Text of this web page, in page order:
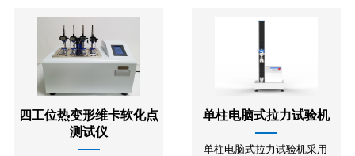
四工位热变形维卡软化点
测试仪
单柱电脑式拉力试验机
单柱电脑式拉力试验机采用